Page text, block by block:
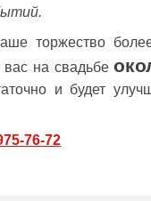
торжество
вас на свадьбе
и будет
76-72